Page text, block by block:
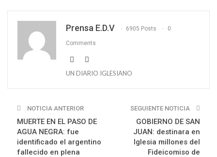
Prensa E.D.V 6905 Posts 0
Comments
UN DIARIO IGLESIANO
NOTICIA ANTERIOR
MUERTE EN EL PASO DE
AGUA NEGRA: fue
identificado el argentino
fallecido en plena
SEGUIENTE NOTICIA
GOBIERNO DE SAN
JUAN: destinara en
Iglesia millones del
Fideicomiso de